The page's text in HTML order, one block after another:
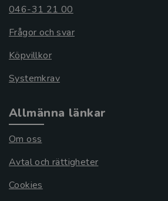
046-31 21 00
Frågor och svar
Köpvillkor
Systemkrav
Allmänna länkar
Om oss
Avtal och rättigheter
Cookies